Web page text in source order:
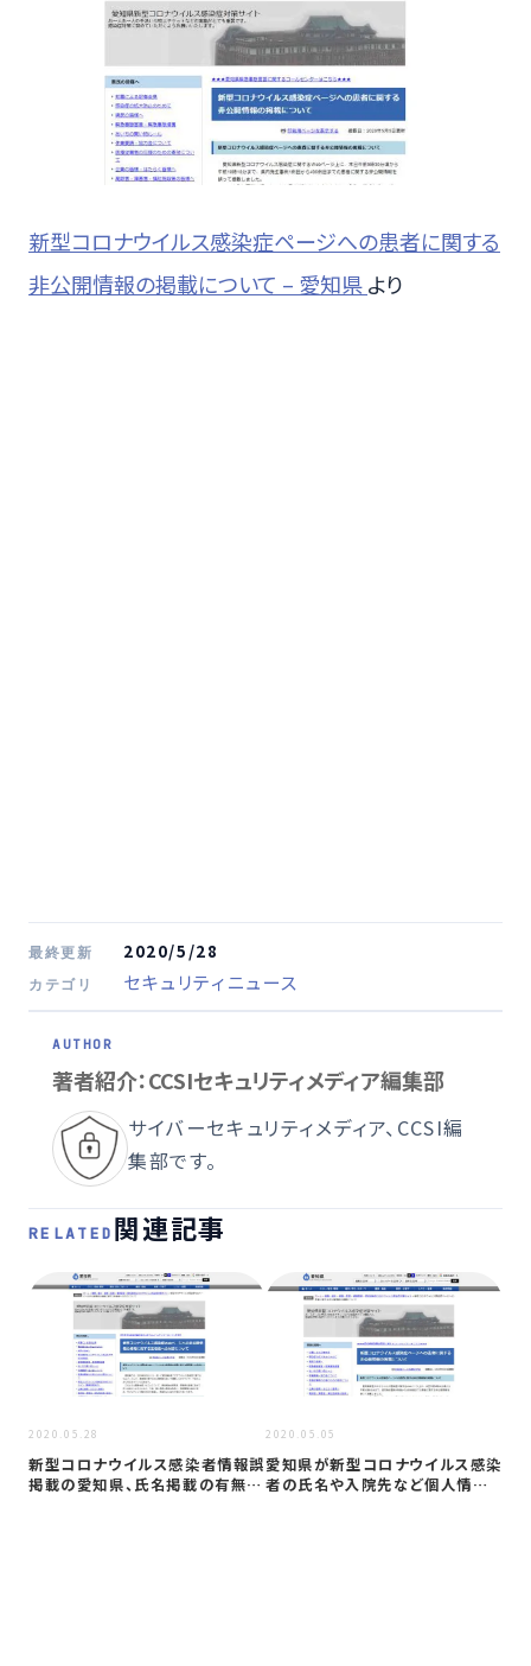
新型コロナウイルス感染症ページへの患者に関する
非公開情報の掲載について – 愛知県より
最終更新 2020/5/28
カテゴリ セキュリティニュース
著者紹介：CCSIセキュリティメディア編集部
サイバーセキュリティメディア、CCSI編
集部です。
RELATED 関連記事
2020.05.28
新型コロナウイルス感染者情報誤
掲載の愛知県、氏名掲載の有無に
2020.05.05
愛知県が新型コロナウイルス感染
者の氏名や入院先など個人情報